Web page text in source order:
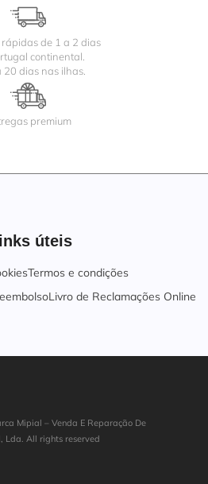
de 1 a 2 dias
continental.
20 dias nas ilhas.
premium
úteis
Termos e condições
Livro de Reclamações Online
Mipial – Venda E Reparação De
Lda. All rights reserved